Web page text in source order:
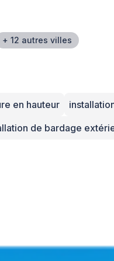
+ 12 autres villes
en hauteur
de bardage